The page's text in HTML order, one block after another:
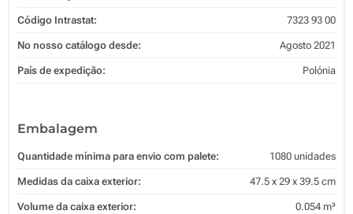
Código Intrastat: 7323 93 00
No nosso catálogo desde: Agosto 2021
País de expedição: Polónia
Embalagem
Quantidade mínima para envio com palete: 1080 unidades
Medidas da caixa exterior: 47.5 x 29 x 39.5 cm
Volume da caixa exterior: 0.054 m³